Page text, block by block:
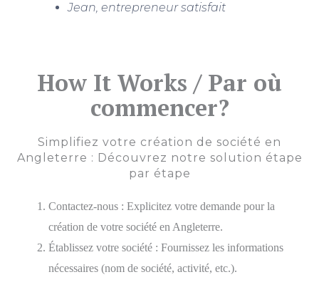
Jean, entrepreneur satisfait
How It Works / Par où
commencer?
Simplifiez votre création de société en
Angleterre : Découvrez notre solution étape
par étape
Contactez-nous : Explicitez votre demande pour la
création de votre société en Angleterre.
Établissez votre société : Fournissez les informations
nécessaires (nom de société, activité, etc.).